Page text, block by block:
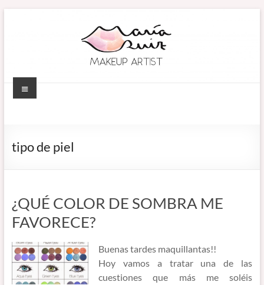
–
EN CÓRDOBA
(España).
automaquillaje.
Bellypainting.
Menú
tipo de piel
¿QUÉ COLOR DE SOMBRA ME
FAVORECE?
Buenas tardes maquillantas!!
Hoy vamos a tratar una de las
cuestiones que más me soléis